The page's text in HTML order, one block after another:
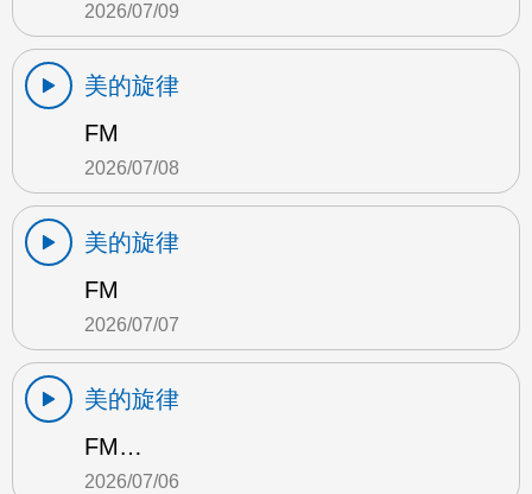
2026/07/09
美的旋律
FM
2026/07/08
美的旋律
FM
2026/07/07
美的旋律
FM…
2026/07/06